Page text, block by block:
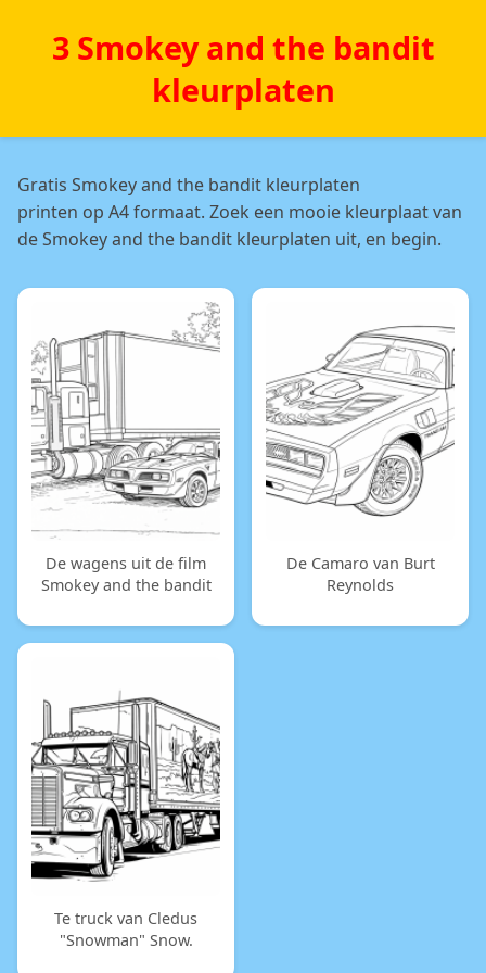
3 Smokey and the bandit
kleurplaten
Gratis Smokey and the bandit kleurplaten
printen op A4 formaat. Zoek een mooie kleurplaat van
de Smokey and the bandit kleurplaten uit, en begin.
De wagens uit de film
Smokey and the bandit
De Camaro van Burt
Reynolds
Te truck van Cledus
"Snowman" Snow.